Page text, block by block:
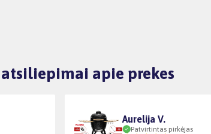
apie prekes
Aurelija V.
Patvirtintas pirkėjas